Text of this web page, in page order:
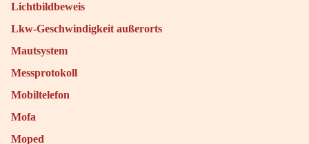
Lichtbildbeweis
Lkw-Geschwindigkeit außerorts
Mautsystem
Messprotokoll
Mobiltelefon
Mofa
Moped